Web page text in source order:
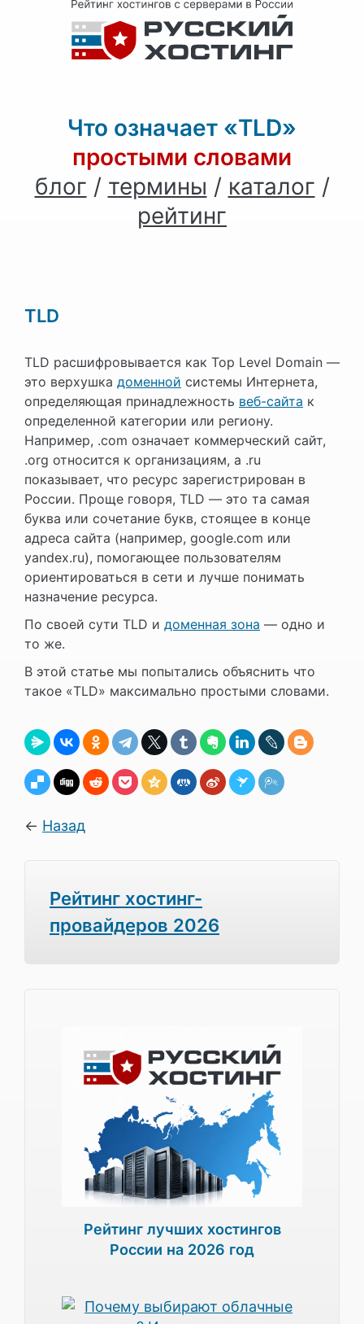
Что означает «TLD»
простыми словами
блог / термины / каталог /
рейтинг
TLD
TLD расшифровывается как Top Level Domain —
это верхушка доменной системы Интернета,
определяющая принадлежность веб-сайта к
определенной категории или региону.
Например, .com означает коммерческий сайт,
.org относится к организациям, а .ru
показывает, что ресурс зарегистрирован в
России. Проще говоря, TLD — это та самая
буква или сочетание букв, стоящее в конце
адреса сайта (например, google.com или
yandex.ru), помогающее пользователям
ориентироваться в сети и лучше понимать
назначение ресурса.
По своей сути TLD и доменная зона — одно и
то же.
В этой статье мы попытались объяснить что
такое «TLD» максимально простыми словами.
← Назад
Рейтинг хостинг-
провайдеров 2026
Рейтинг лучших хостингов
России на 2026 год